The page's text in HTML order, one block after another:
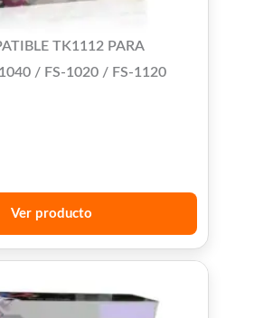
TK1112 PARA
/ FS-1020 / FS-1120
Ver producto